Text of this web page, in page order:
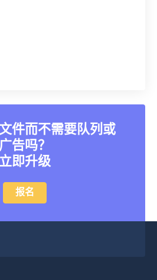
件而不需要队列或
广告吗？
立即升级
报名